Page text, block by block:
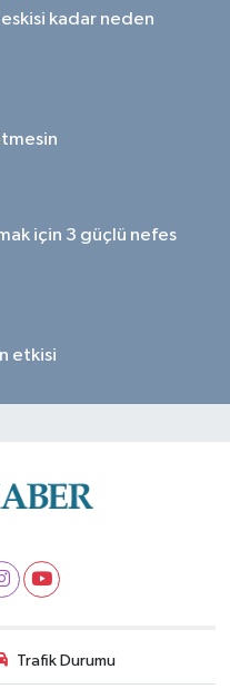
kadar neden
için 3 güçlü nefes
etkisi
Trafik Durumu